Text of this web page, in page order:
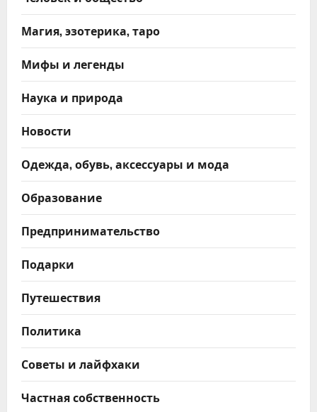
Магия, эзотерика, таро
Мифы и легенды
Наука и природа
Новости
Одежда, обувь, аксессуары и мода
Образование
Предпринимательство
Подарки
Путешествия
Политика
Советы и лайфхаки
Частная собственность